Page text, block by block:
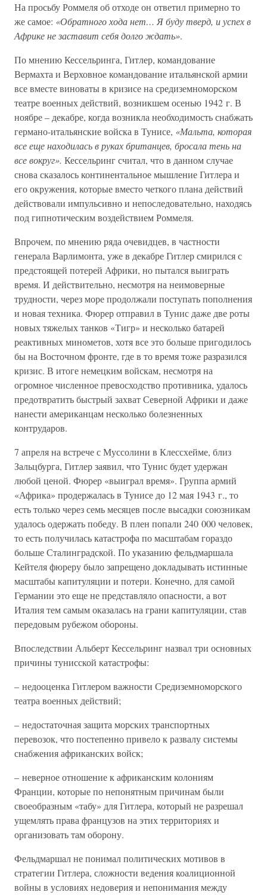
На просьбу Роммеля об отходе он ответил примерно то
же самое: «Обратного хода нет… Я буду тверд, и успех в
Африке не заставит себя долго ждать».
По мнению Кессельринга, Гитлер, командование
Вермахта и Верховное командование итальянской армии
все вместе виноваты в кризисе на средиземноморском
театре военных действий, возникшем осенью 1942 г. В
ноябре – декабре, когда возникла необходимость снабжать
германо-итальянские войска в Тунисе, «Мальта, которая
все еще находилась в руках британцев, бросала тень на
все вокруг». Кессельринг считал, что в данном случае
снова сказалось континентальное мышление Гитлера и
его окружения, которые вместо четкого плана действий
действовали импульсивно и непоследовательно, находясь
под гипнотическим воздействием Роммеля.
Впрочем, по мнению ряда очевидцев, в частности
генерала Варлимонта, уже в декабре Гитлер смирился с
предстоящей потерей Африки, но пытался выиграть
время. И действительно, несмотря на неимоверные
трудности, через море продолжали поступать пополнения
и новая техника. Фюрер отправил в Тунис даже две роты
новых тяжелых танков «Тигр» и несколько батарей
реактивных минометов, хотя все это больше пригодилось
бы на Восточном фронте, где в то время тоже разразился
кризис. В итоге немецким войскам, несмотря на
огромное численное превосходство противника, удалось
предотвратить быстрый захват Северной Африки и даже
нанести американцам несколько болезненных
контрударов.
7 апреля на встрече с Муссолини в Клессхейме, близ
Зальцбурга, Гитлер заявил, что Тунис будет удержан
любой ценой. Фюрер «выиграл время». Группа армий
«Африка» продержалась в Тунисе до 12 мая 1943 г., то
есть только через семь месяцев после высадки союзникам
удалось одержать победу. В плен попали 240 000 человек,
то есть получилась катастрофа по масштабам гораздо
больше Сталинградской. По указанию фельдмаршала
Кейтеля фюреру было запрещено докладывать истинные
масштабы капитуляции и потери. Конечно, для самой
Германии это еще не представляло опасности, а вот
Италия тем самым оказалась на грани капитуляции, став
передовым рубежом обороны.
Впоследствии Альберт Кессельринг назвал три основных
причины тунисской катастрофы:
– недооценка Гитлером важности Средиземноморского
театра военных действий;
– недостаточная защита морских транспортных
перевозок, что постепенно привело к развалу системы
снабжения африканских войск;
– неверное отношение к африканским колониям
Франции, которые по непонятным причинам были
своеобразным «табу» для Гитлера, который не разрешал
ущемлять права французов на этих территориях и
организовать там оборону.
Фельдмаршал не понимал политических мотивов в
стратегии Гитлера, сложности ведения коалиционной
войны в условиях недоверия и непонимания между